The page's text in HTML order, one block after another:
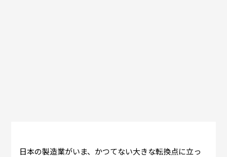
日本の製造業がいま、かつてない大きな転換点に立っ